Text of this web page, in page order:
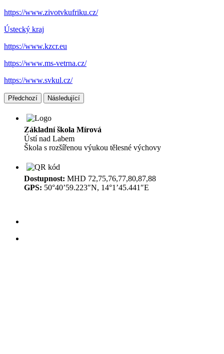
https://www.zivotvkufriku.cz/
Ústecký kraj
https://www.kzcr.eu
https://www.ms-vetrna.cz/
https://www.svkul.cz/
Předchozí Následující
Základní škola Mírová
Ústí nad Labem
Škola s rozšířenou výukou tělesné výchovy
Dostupnost: MHD 72,75,76,77,80,87,88
GPS: 50°40’59.223″N, 14°1’45.441″E